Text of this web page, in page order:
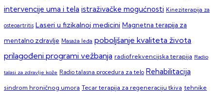
intervencije uma i tela istraživačke mogućnosti Kineziterapija za
osteoartritis Laseri u fizikalnoj medicini Magnetna terapija za
mentalno zdravlje Masaža leđa poboljšanje kvaliteta života
prilagođeni programi vežbanja radiofrekvencijska terapija Radio
talasi za zdravlje kože Radio talasna procedura za telo Rehabilitacija
sindrom hroničnog umora Tecar terapija za regeneraciju tkiva tehnike